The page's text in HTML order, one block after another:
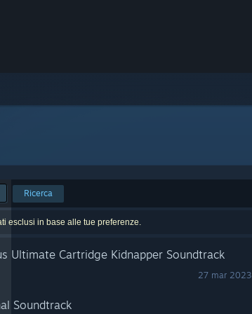
Ricerca
esclusi in base alle tue preferenze.
Ultimate Cartridge Kidnapper Soundtrack
27 mar 2023
Soundtrack